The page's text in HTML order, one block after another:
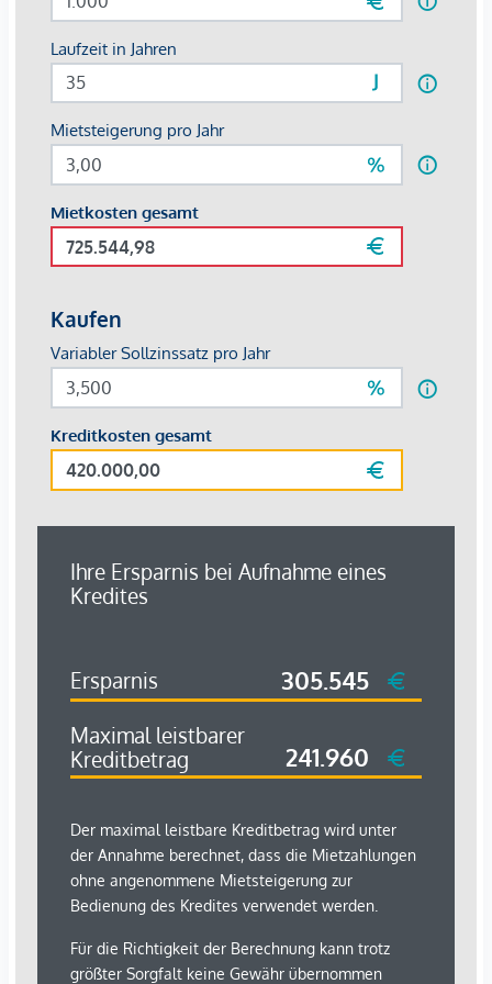
Gesundheit
Apotheke <500m
Klinik <5.500m
Kinder & Schulen
Kindergarten <1.500m
Universität <3.500m
Supermarkt <500m
Bäckerei <500m
Sonstige
Geldautomat <500m
Polizei <2.000m
Bahnhof <4.500m
Flughafen <6.500m
*Der Vertrag kommt nicht mit der INFINA Credit Broker
GmbH zustande. Das Objekt wird von einem externen
Vertragsabschluss resultierende Rechte sind ausschließlich